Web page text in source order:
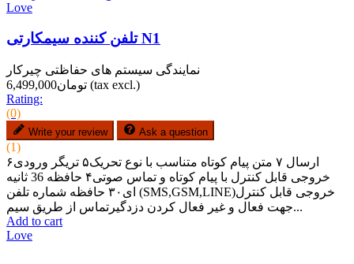
Love
تلفن کننده سیمکارتی N1
نمایندگی سیستم های حفاظتی چیرکار
تومان6,499,000 (tax excl.)
Rating:
(0)
Write your review Ask a question
(1)
ارسال ۷ متن پیام کوتاه متناسب با نوع تحریک۵ تریگر ورودی۶
خروجی قابل کنترل با پیام کوتاه و تماس صوتی۴ حافظه 36 ثانیه
ای۳۰ حافظه شماره تلفن (SMS,GSM,LINE)خروجی قابل کنترل
جهت فعال و غیر فعال کردن دزدگیرتماس از طریق سیم...
Add to cart
Love